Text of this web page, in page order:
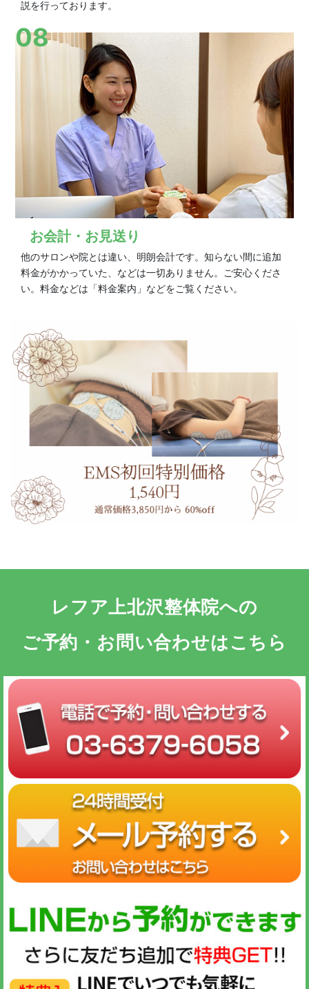
説を行っております。
08
お会計・お見送り
他のサロンや院とは違い、明朗会計です。知らない間に追加
料金がかかっていた、などは一切ありません。ご安心くださ
い。料金などは「料金案内」などをご覧ください。
レフア上北沢整体院への
ご予約・お問い合わせはこちら